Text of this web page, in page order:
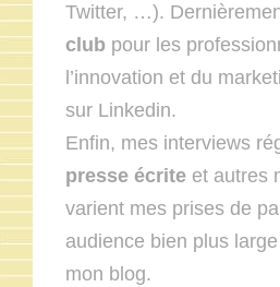
Twitter, …).
club pour les
l’innovation et du
sur Linkedin.
Enfin, mes interviews
presse écrite et autres
varient mes prises de
audience bien plus
mon blog.